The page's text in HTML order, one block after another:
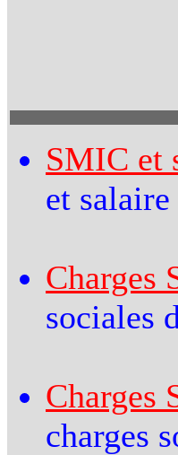
SMIC et
et
Charges
sociales
Charges
charges